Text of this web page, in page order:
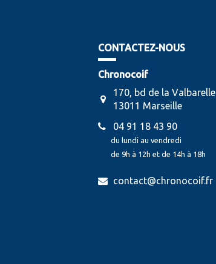
CONTACTEZ-NOUS
Chronocoif
170, bd de la Valbarelle
13011 Marseille
04 91 18 43 90
du lundi au vendredi
de 9h à 12h et de 14h à 18h
contact@chronocoif.fr